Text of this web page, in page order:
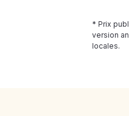
* Prix
version
locales.